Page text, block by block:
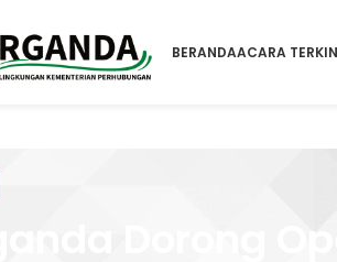
BERANDAACARA
Dorong